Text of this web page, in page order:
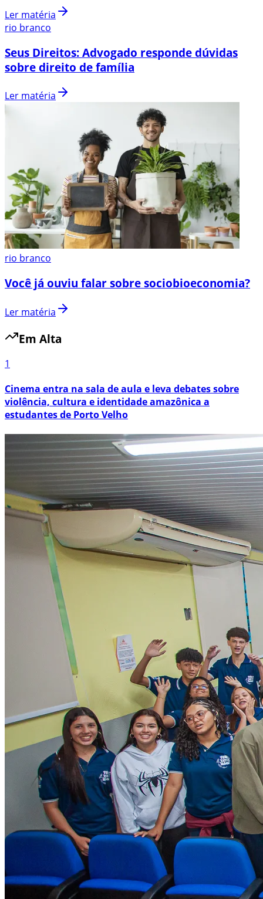
Ler matéria
rio branco
Seus Direitos: Advogado responde dúvidas
sobre direito de família
Ler matéria
rio branco
Você já ouviu falar sobre sociobioeconomia?
Ler matéria
Em Alta
1
Cinema entra na sala de aula e leva debates sobre
violência, cultura e identidade amazônica a
estudantes de Porto Velho